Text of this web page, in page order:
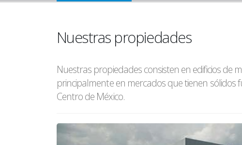
Nuestras propiedades
Nuestras propiedades consisten en edificios de
principalmente en mercados que tienen sólidos
Centro de México.